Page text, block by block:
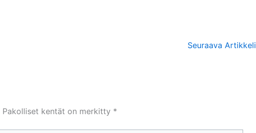
Seuraava Artikkeli
Pakolliset kentät on merkitty *